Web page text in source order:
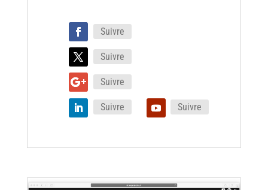
Suivre
Suivre
Suivre
Suivre Suivre